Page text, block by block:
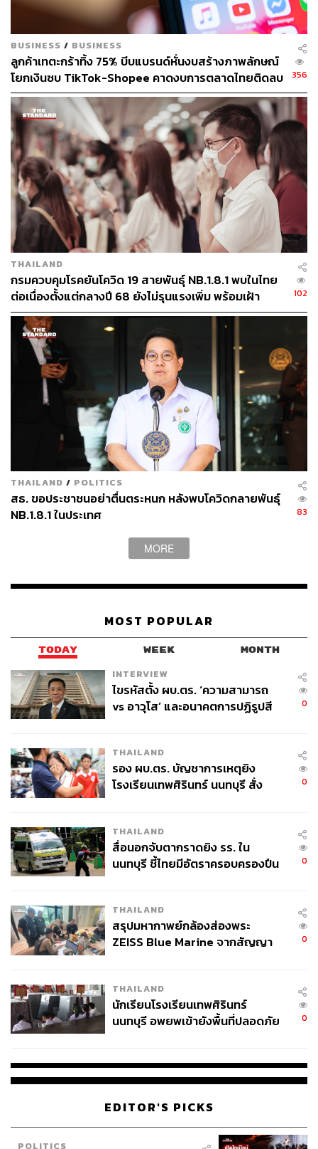
BUSINESS / BUSINESS
ลูกค้าเทตะกร้าทิ้ง 75% บีบแบรนด์หั่นงบสร้างภาพลักษณ์
โยกเงินซบ TikTok-Shopee คาดงบการตลาดไทยติดลบ
ครั้งแรกในรอบ 14 ปี
356
THAILAND
กรมควบคุมโรคยันโควิด 19 สายพันธุ์ NB.1.8.1 พบในไทย
ต่อเนื่องตั้งแต่กลางปี 68 ยังไม่รุนแรงเพิ่ม พร้อมเฝ้า
ระวัง-ติดตามใกล้ชิด
102
THAILAND / POLITICS
สธ. ขอประชาชนอย่าตื่นตระหนก หลังพบโควิดกลายพันธุ์
NB.1.8.1 ในประเทศ
83
MORE
MOST POPULAR
TODAY WEEK MONTH
INTERVIEW
ไขรหัสตั้ง ผบ.ตร. ‘ความสามารถ
vs อาวุโส’ และอนาคตการปฏิรูปสี
0
THAILAND
รอง ผบ.ตร. บัญชาการเหตุยิง
โรงเรียนเทพศิรินทร์ นนทบุรี สั่ง
0
THAILAND
สื่อนอกจับตากราดยิง รร. ใน
นนทบุรี ชี้ไทยมีอัตราครอบครองปืน
0
THAILAND
สรุปมหากาพย์กล้องส่องพระ
ZEISS Blue Marine จากสัญญา
จ่ายหนี้-แอบระบุแบรนด์
0
THAILAND
นักเรียนโรงเรียนเทพศิรินทร์
นนทบุรี อพยพเข้ายังพื้นที่ปลอดภัย
0
EDITOR'S PICKS
POLITICS